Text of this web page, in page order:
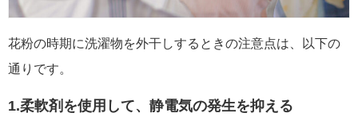
花粉の時期に洗濯物を外干しするときの注意点は、以下の
通りです。
1.柔軟剤を使用して、静電気の発生を抑える